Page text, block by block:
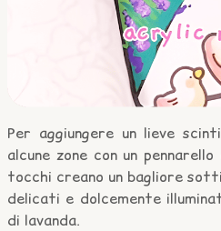
Per aggiungere un lieve
alcune zone con un
tocchi creano un bagliore
delicati e dolcemente
di lavanda.